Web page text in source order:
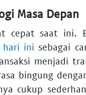
Masa Depan
cepat saat ini.
hari ini sebagai
menjadi
bingung
cukup